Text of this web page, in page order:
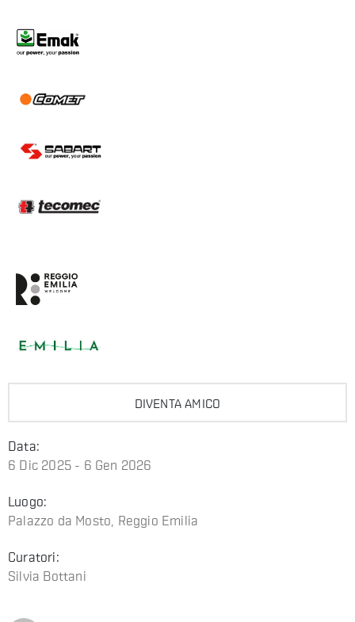
DIVENTA AMICO
Data:
6 Dic 2025 - 6 Gen 2026
Luogo:
Palazzo da Mosto, Reggio Emilia
Curatori:
Silvia Bottani